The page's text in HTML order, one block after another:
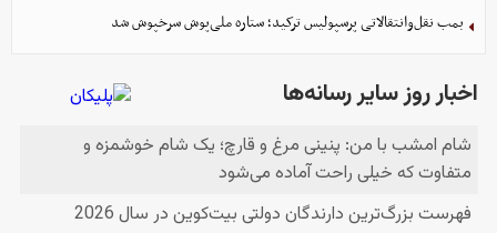
بمب نقل‌وانتقالاتی پرسپولیس ترکید؛ ستاره ملی‌پوش سرخپوش شد